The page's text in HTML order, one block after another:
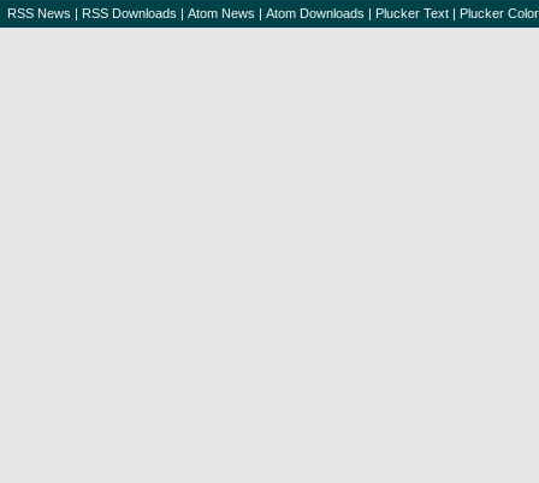
RSS News | RSS Downloads | Atom News | Atom Downloads | Plucker Text | Plucker Color